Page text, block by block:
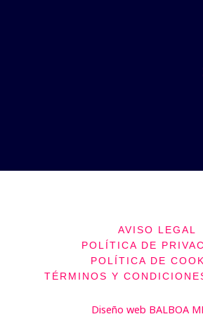
AVISO LEGAL
POLÍTICA DE
POLÍTICA DE
TÉRMINOS Y
Diseño web BALBOA